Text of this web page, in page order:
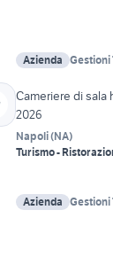
Azienda Gestioni
Cameriere di
2026
Napoli(NA)
Turismo -
Azienda Gestioni